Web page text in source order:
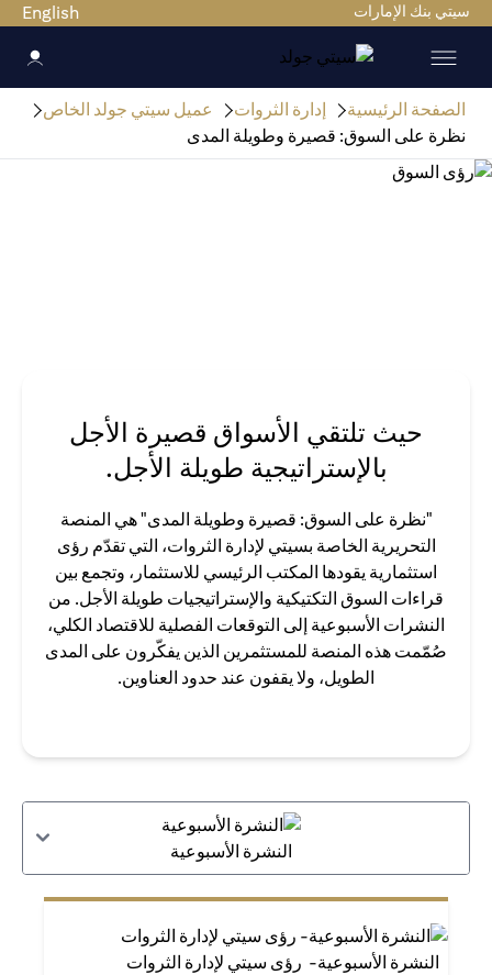
سيتي بنك الإمارات English
الصفحة الرئيسية إدارة الثروات
عميل سيتي جولد الخاص
نظرة على السوق: قصيرة وطويلة المدى
حيث تلتقي الأسواق قصيرة الأجل
بالإستراتيجية طويلة الأجل.
"نظرة على السوق: قصيرة وطويلة المدى" هي المنصة
التحريرية الخاصة بسيتي لإدارة الثروات، التي تقدّم رؤى
استثمارية يقودها المكتب الرئيسي للاستثمار، وتجمع بين
قراءات السوق التكتيكية والإستراتيجيات طويلة الأجل. من
النشرات الأسبوعية إلى التوقعات الفصلية للاقتصاد الكلي،
صُمّمت هذه المنصة للمستثمرين الذين يفكّرون على المدى
الطويل، ولا يقفون عند حدود العناوين.
النشرة الأسبوعية
النشرة الأسبوعية- رؤى سيتي لإدارة الثروات